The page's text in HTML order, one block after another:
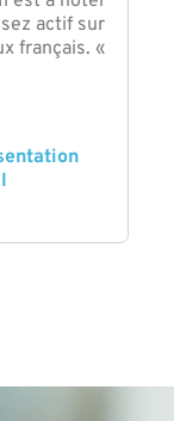
actif sur
français. «